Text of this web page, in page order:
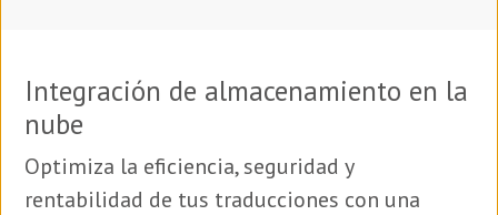
Integración de almacenamiento en la
nube
Optimiza la eficiencia, seguridad y
rentabilidad de tus traducciones con una